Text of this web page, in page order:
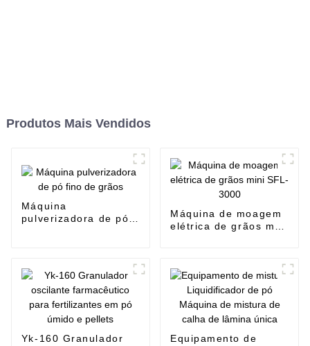
Produtos Mais Vendidos
Máquina
pulverizadora de pó
Máquina de moagem
elétrica de grãos mini
Yk-160 Granulador
Equipamento de